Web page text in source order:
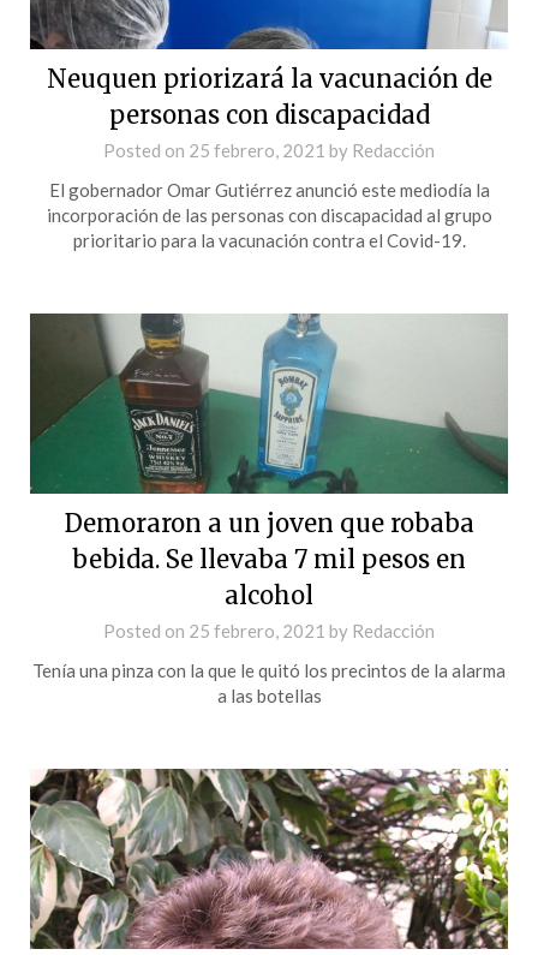
Neuquen priorizará la vacunación de
personas con discapacidad
Posted on 25 febrero, 2021 by Redacción
El gobernador Omar Gutiérrez anunció este mediodía la
incorporación de las personas con discapacidad al grupo
prioritario para la vacunación contra el Covid-19.
Demoraron a un joven que robaba
bebida. Se llevaba 7 mil pesos en
alcohol
Posted on 25 febrero, 2021 by Redacción
Tenía una pinza con la que le quitó los precintos de la alarma
a las botellas